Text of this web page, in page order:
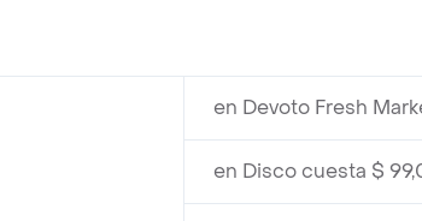
en Devoto Fresh
en Disco cuesta $